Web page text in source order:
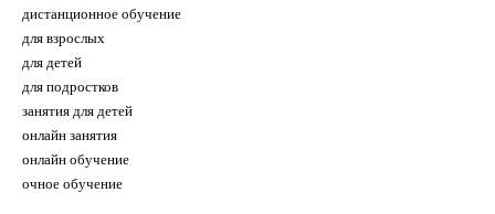
дистанционное обучение
для взрослых
для детей
для подростков
занятия для детей
онлайн занятия
онлайн обучение
очное обучение